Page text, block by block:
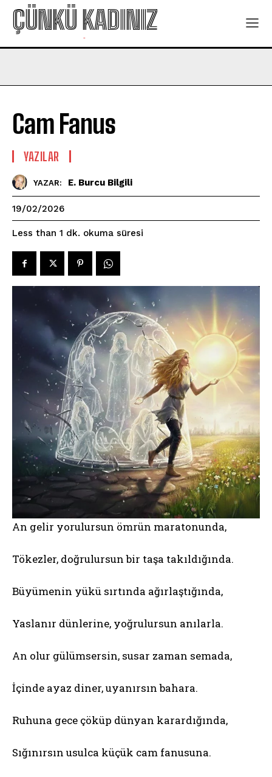
ÇÜNKÜ KADINIZ
-
Cam Fanus
YAZILAR
YAZAR: E. Burcu Bilgili
19/02/2026
Less than 1 dk. okuma süresi
An gelir yorulursun ömrün maratonunda,
Tökezler, doğrulursun bir taşa takıldığında.
Büyümenin yükü sırtında ağırlaştığında,
Yaslanır dünlerine, yoğrulursun anılarla.
An olur gülümsersin, susar zaman semada,
İçinde ayaz diner, uyanırsın bahara.
Ruhuna gece çöküp dünyan karardığında,
Sığınırsın usulca küçük cam fanusuna.